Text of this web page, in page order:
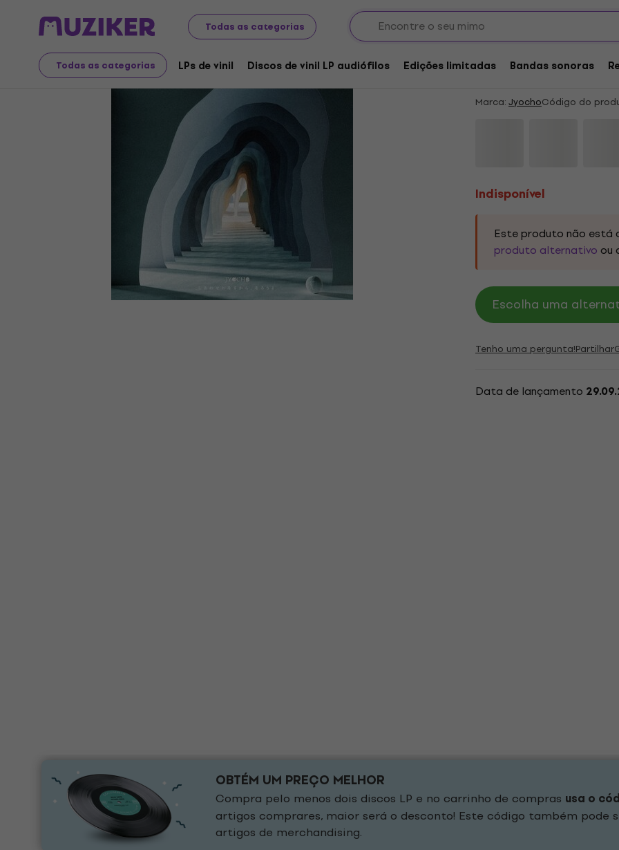
Todas as categorias
Todas as categorias LPs de vinil Discos de vinil LP audiófilos Edições limitadas Bandas sonoras
Discos LP e CDs
LPs de vinil
Indisponível
Jyocho - Let's
Marca:JyochoCódigo do
Indisponível
Este produto não está
produto alternativo ou
Escolha uma
Tenho uma pergunta!Partilhar
Data de lançamento
OBTÉM UM PREÇO MELHOR
Compra pelo menos dois discos LP e no carrinho de compras usa o
artigos comprares, maior será o desconto! Este código também pode
artigos de merchandising.